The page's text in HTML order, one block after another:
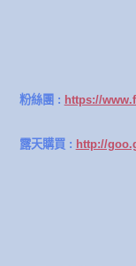
粉絲團 : https://
露天購買 : http://